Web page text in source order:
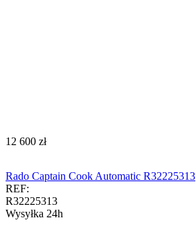
‍12 600‍ zł
Rado Captain Cook Automatic R32225313
REF:
R32225313
Wysyłka 24h